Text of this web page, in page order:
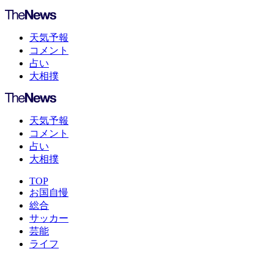
天気予報
コメント
占い
大相撲
天気予報
コメント
占い
大相撲
TOP
お国自慢
総合
サッカー
芸能
ライフ